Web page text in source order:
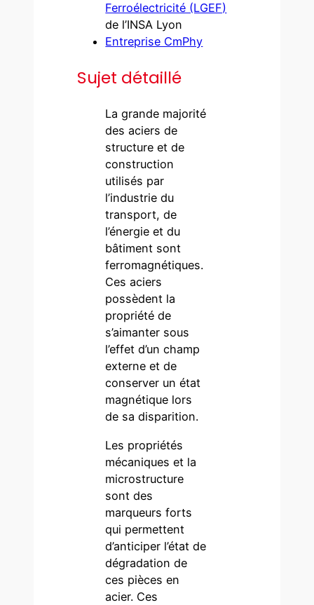
Ferroélectricité (LGEF)
de l’INSA Lyon
Entreprise CmPhy
Sujet détaillé
La grande majorité
des aciers de
structure et de
construction
utilisés par
l’industrie du
transport, de
l’énergie et du
bâtiment sont
ferromagnétiques.
Ces aciers
possèdent la
propriété de
s’aimanter sous
l’effet d’un champ
externe et de
conserver un état
magnétique lors
de sa disparition.
Les propriétés
mécaniques et la
microstructure
sont des
marqueurs forts
qui permettent
d’anticiper l’état de
dégradation de
ces pièces en
acier. Ces